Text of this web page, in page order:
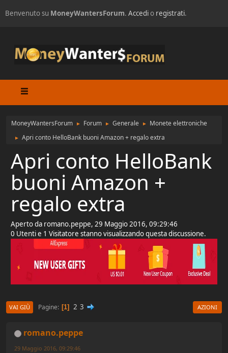
Benvenuto su MoneyWantersForum. Accedio registrati.
MoneyWantersForum ► Forum ► Generale ► Monete elettroniche
► Apri conto HelloBank buoni Amazon + regalo extra
Apri conto HelloBank
buoni Amazon +
regalo extra
Aperto da romano.peppe, 29 Maggio 2016, 09:29:46
0 Utenti e 1 Visitatore stanno visualizzando questa discussione.
VAI GIÙ Pagine 1 2 3 AZIONI
romano.peppe
29 Maggio 2016, 09:29:46